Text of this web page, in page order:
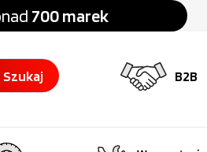
700 marek
B2B
Szukaj